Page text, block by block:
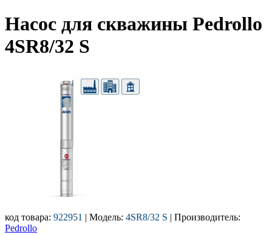
Насос для скважины Pedrollo
4SR8/32 S
код товара: 922951 | Модель: 4SR8/32 S | Производитель:
Pedrollo